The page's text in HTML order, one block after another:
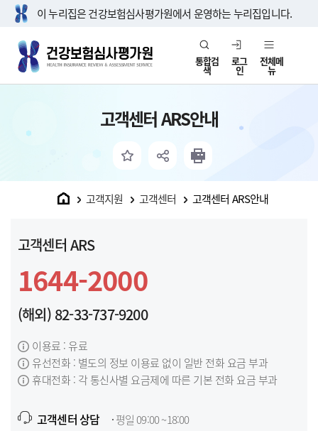
이 누리집은 건강보험심사평가원에서 운영하는 누리집입니다.
통합검
색
로그
인
전체메
뉴
고객센터 ARS안내
홈 고객지원 고객센터 고객센터 ARS안내
고객센터 ARS
1644-2000
(해외) 82-33-737-9200
이용료 : 유료
유선전화 : 별도의 정보 이용료 없이 일반 전화 요금 부과
휴대전화 : 각 통신사별 요금제에 따른 기본 전화 요금 부과
고객센터 상담 평일 09:00 ~18:00